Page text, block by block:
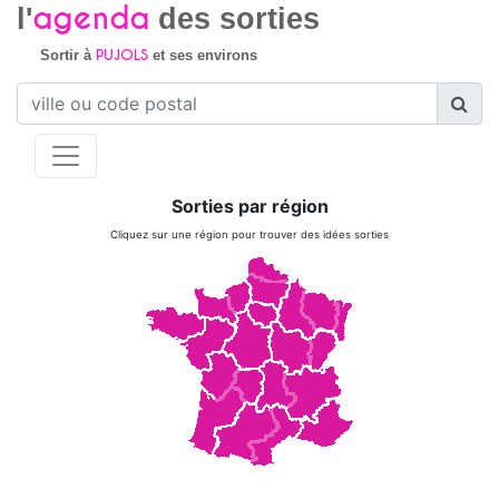
l'agenda des sorties
Sortir à PUJOLSet ses environs
Sorties par région
Cliquez sur une région pour trouver des idées sorties